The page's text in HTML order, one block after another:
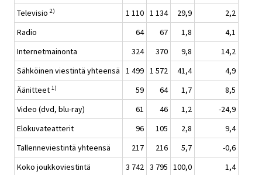
Televisio 2) 1 110 1 134 29,9
2,2
Radio
64 67 1,8
4,1
Internetmainonta
324 370 9,8
14,2
Sähköinen viestintä yhteensä
1 499 1 572 41,4
4,9
Äänitteet 1) 59 64 1,7
8,5
Video (dvd, blu-ray)
61 46 1,2
-24,9
Elokuvateatterit
96 105 2,8
9,4
Tallenneviestintä yhteensä
217 216 5,7
-0,6
Koko joukkoviestintä
3 742 3 795 100,0
1,4